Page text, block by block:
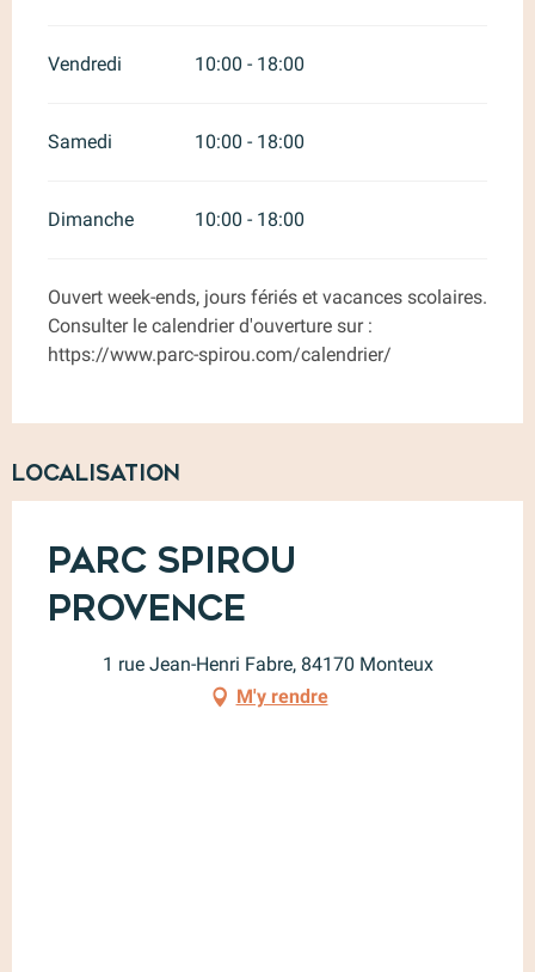
Vendredi 10:00 - 18:00
Samedi 10:00 - 18:00
Dimanche 10:00 - 18:00
Ouvert week-ends, jours fériés et vacances scolaires.
Consulter le calendrier d'ouverture sur :
https://www.parc-spirou.com/calendrier/
Localisation
Parc Spirou
Provence
1 rue Jean-Henri Fabre, 84170 Monteux
M'y rendre